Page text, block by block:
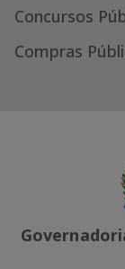
Concursos
Compras